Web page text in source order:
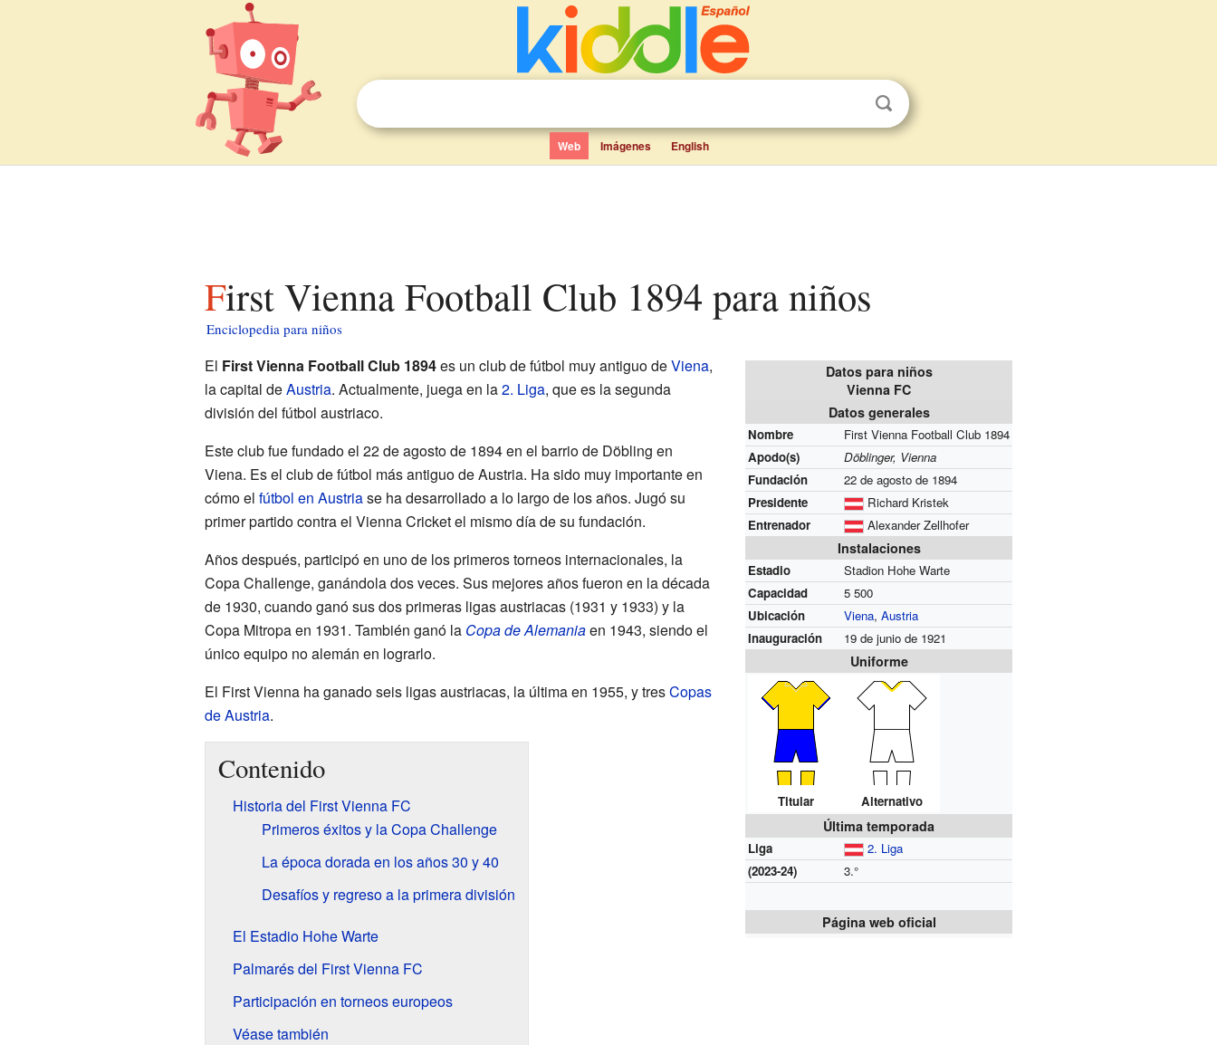
Web Imágenes English
First Vienna Football Club 1894 para niños
Enciclopedia para niños
Datos para niños
Vienna FC
Datos generales
Nombre
First Vienna Football Club 1894
Apodo(s)
Döblinger, Vienna
Fundación
22 de agosto de 1894
Presidente
Richard Kristek
Entrenador
Alexander Zellhofer
Instalaciones
Estadio
Stadion Hohe Warte
Capacidad
5 500
Ubicación
Viena,Austria
Inauguración
19 de junio de 1921
Uniforme
Titular Alternativo
Última temporada
Liga
2. Liga
(2023-24)
3.°
Página web oficial
El First Vienna Football Club 1894es un club de fútbol muy antiguo deViena,
la capital deAustria. Actualmente, juega en la2. Liga, que es la segunda
división del fútbol austriaco.
Este club fue fundado el 22 de agosto de 1894 en el barrio de Döbling en
Viena. Es el club de fútbol más antiguo de Austria. Ha sido muy importante en
cómo el fútbol en Austriase ha desarrollado a lo largo de los años. Jugó su
primer partido contra el Vienna Cricket el mismo día de su fundación.
Años después, participó en uno de los primeros torneos internacionales, la
Copa Challenge, ganándola dos veces. Sus mejores años fueron en la década
de 1930, cuando ganó sus dos primeras ligas austriacas (1931 y 1933) y la
Copa Mitropa en 1931. También ganó la Copa de Alemaniaen 1943, siendo el
único equipo no alemán en lograrlo.
El First Vienna ha ganado seis ligas austriacas, la última en 1955, y tresCopas
de Austria.
Contenido
Historia del First Vienna FC
Primeros éxitos y la Copa Challenge
La época dorada en los años 30 y 40
Desafíos y regreso a la primera división
El Estadio Hohe Warte
Palmarés del First Vienna FC
Participación en torneos europeos
Véase también